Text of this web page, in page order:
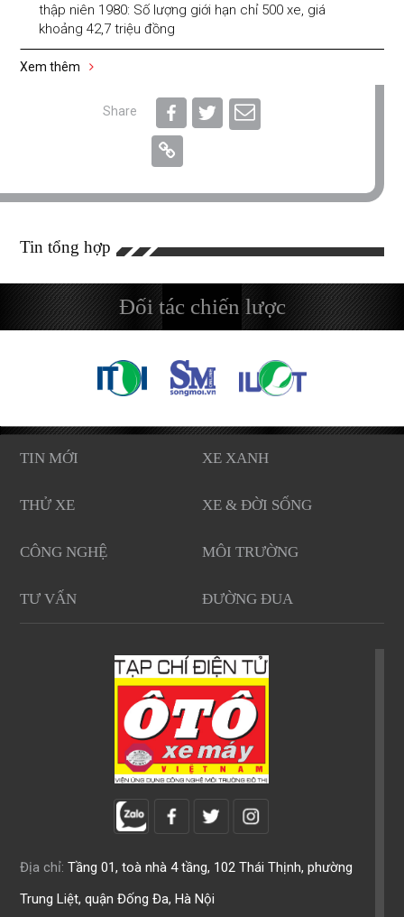
thập niên 1980: Số lượng giới hạn chỉ 500 xe, giá
khoảng 42,7 triệu đồng
Xem thêm
Share
Tin tổng hợp
Đối tác chiến lược
TIN MỚI XE XANH
THỬ XE XE & ĐỜI SỐNG
CÔNG NGHỆ MÔI TRƯỜNG
TƯ VẤN ĐƯỜNG ĐUA
Địa chỉ: Tầng 01, toà nhà 4 tầng, 102 Thái Thịnh, phường
Trung Liệt, quận Đống Đa, Hà Nội